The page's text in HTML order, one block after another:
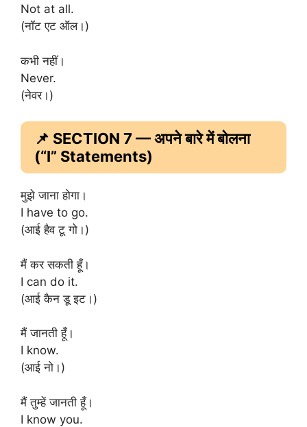
Not at all.
(नॉट एट ऑल।)
कभी नहीं।
Never.
(नेवर।)
📌 SECTION 7 — अपने बारे में बोलना
(“I” Statements)
मुझे जाना होगा।
I have to go.
(आई हैव टू गो।)
मैं कर सकती हूँ।
I can do it.
(आई कैन डू इट।)
मैं जानती हूँ।
I know.
(आई नो।)
मैं तुम्हें जानती हूँ।
I know you.